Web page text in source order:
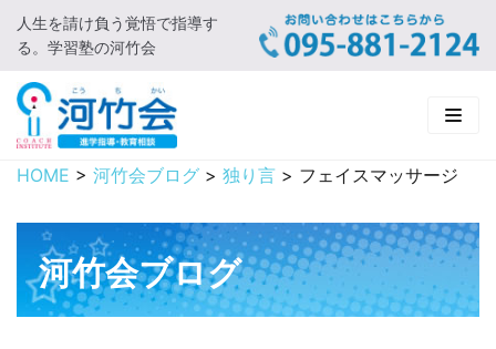
コ
ン
テ
ン
ツ
に
キ
プ
人生を請け負う覚悟で指導す
る。学習塾の河竹会
HOME
新着情報
□ お知らせ
河竹会について
HOME > 河竹会ブログ > 独り言 > フェイスマッサージ
河竹会ブログ